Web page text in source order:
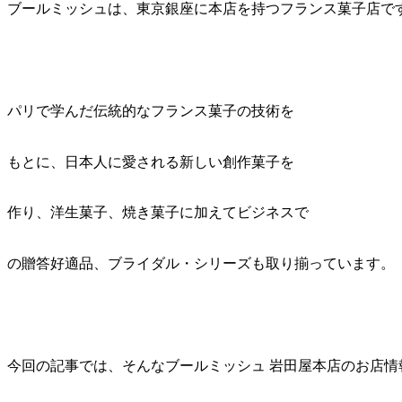
ブールミッシュは、東京銀座に本店を持つフランス菓子店で
パリで学んだ伝統的なフランス菓子の技術を
もとに、日本人に愛される新しい創作菓子を
作り、洋生菓子、焼き菓子に加えてビジネスで
の贈答好適品、ブライダル・シリーズも取り揃っています。
今回の記事では、そんなブールミッシュ 岩田屋本店のお店情